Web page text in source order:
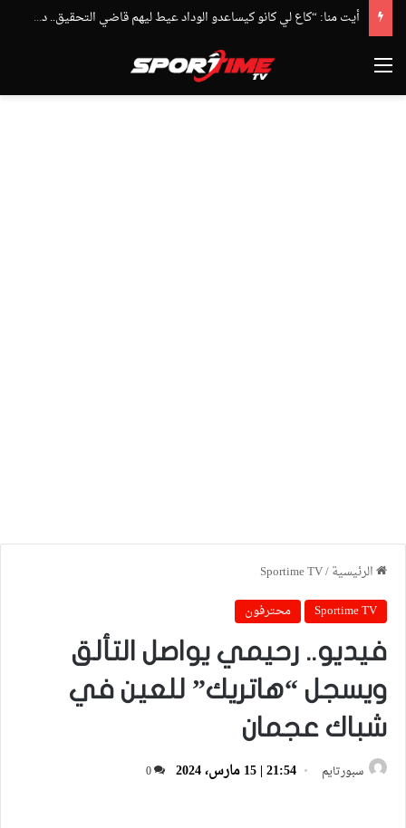
أيت منا: “كاع لي كانو كيساعدو الوداد عيط ليهم قاضي التحقيق.. دابا حتى شي واحد ما بقا باغي يعاون”
القائمة
الرئيسية/
Sportime TV
Sportime TV
محترفون
فيديو.. رحيمي يواصل التألق
ويسجل “هاتريك” للعين في
شباك عجمان
سبورتايم 21:54 | 15 مارس، 2024 0